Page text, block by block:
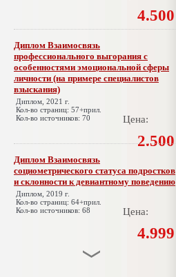
4.500
Диплом Взаимосвязь
профессионального выгорания с
особенностями эмоциональной сферы
личности (на примере специалистов
взыскания)
Диплом, 2021 г.
Кол-во страниц: 57+прил.
Кол-во источников: 70
Цена:
2.500
Диплом Взаимосвязь
социометрического статуса подростков
и склонности к девиантному поведению
Диплом, 2019 г.
Кол-во страниц: 64+прил.
Кол-во источников: 68
Цена:
4.999